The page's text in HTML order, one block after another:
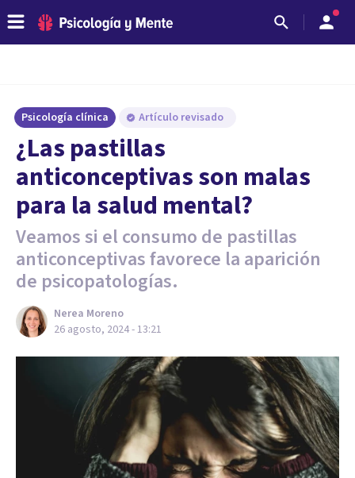
Psicología clínica Artículo revisado
¿Las pastillas
anticonceptivas son malas
para la salud mental?
Veamos si el consumo de pastillas
anticonceptivas favorece la aparición
de psicopatologías.
Nerea Moreno
26 agosto, 2024 - 13:21